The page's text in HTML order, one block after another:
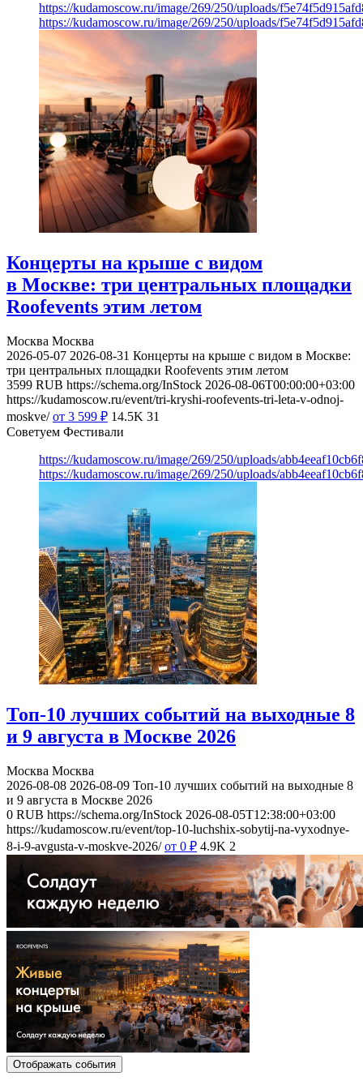
https://kudamoscow.ru/image/269/250/uploads/
https://kudamoscow.ru/image/269/250/uploads/
Концерты на крыше с видом
в Москве: три центральных площадки
Roofevents этим летом
Москва Москва
2026-05-07 2026-08-31 Концерты на крыше с видом в Москве:
три центральных площадки Roofevents этим летом
3599 RUB https://schema.org/InStock 2026-08-06T00:00:00+03:00
https://kudamoscow.ru/event/tri-kryshi-roofevents-tri-leta-v-odnoj-
moskve/ от 3 599 ₽ 14.5K 31
Советуем Фестивали
https://kudamoscow.ru/image/269/250/uploads/
https://kudamoscow.ru/image/269/250/uploads/
Топ-10 лучших событий на выходные 8
и 9 августа в Москве 2026
Москва Москва
2026-08-08 2026-08-09 Топ-10 лучших событий на выходные 8
и 9 августа в Москве 2026
0 RUB https://schema.org/InStock 2026-08-05T12:38:00+03:00
https://kudamoscow.ru/event/top-10-luchshix-sobytij-na-vyxodnye-
8-i-9-avgusta-v-moskve-2026/ от 0 ₽ 4.9K 2
Отображать события